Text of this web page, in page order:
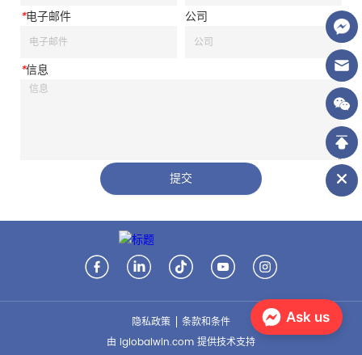
*电子邮件 公司
*信息
提交
隐私政策
条款和条件
由 iglobalwin.com 提供技术支持
Ask us